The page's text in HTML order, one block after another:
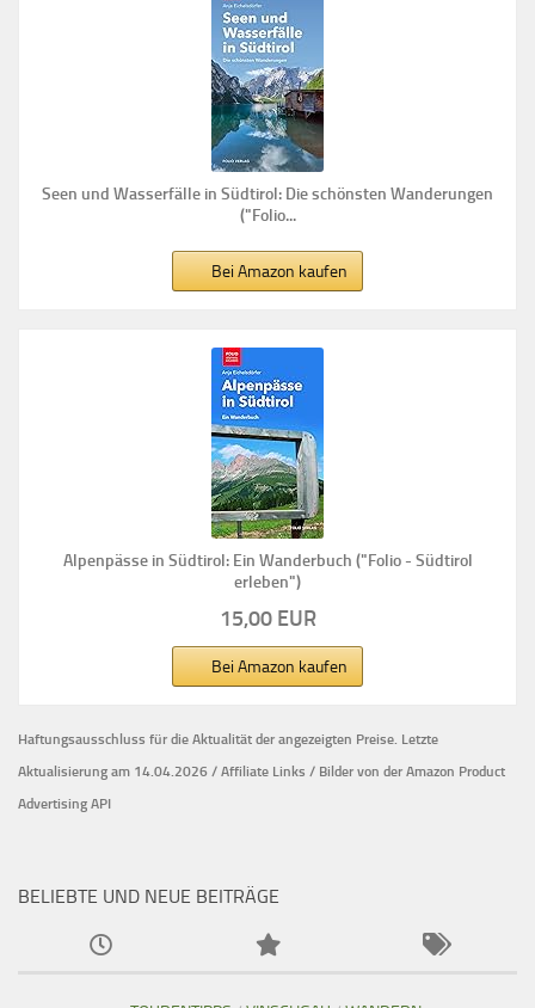
Seen und Wasserfälle in Südtirol: Die schönsten Wanderungen
("Folio...
Bei Amazon kaufen
Alpenpässe in Südtirol: Ein Wanderbuch ("Folio - Südtirol
erleben")
15,00 EUR
Bei Amazon kaufen
Haftungsausschluss für die Aktualität der angezeigten Preise. Letzte
Aktualisierung am 14.04.2026 / Affiliate Links / Bilder von der Amazon Product
Advertising API
BELIEBTE UND NEUE BEITRÄGE